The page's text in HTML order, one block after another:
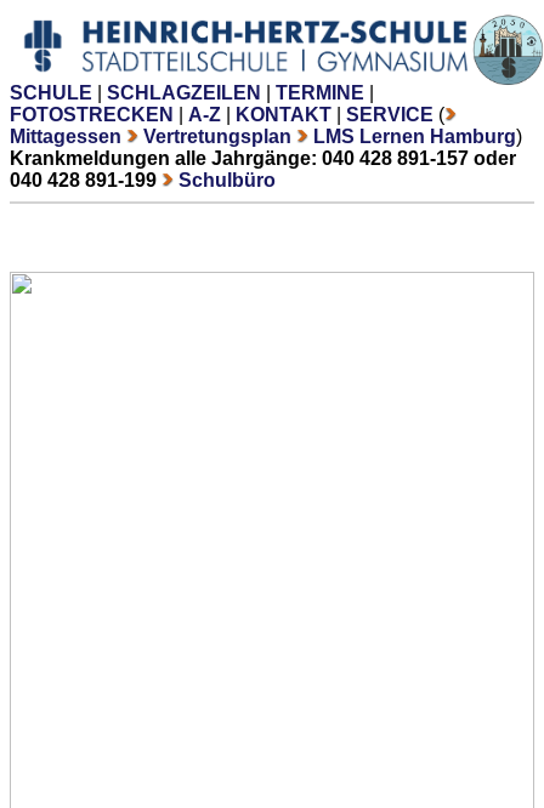
SCHULE SCHLAGZEILEN TERMINE
FOTOSTRECKEN
A-Z KONTAKT SERVICE (
Mittagessen
Vertretungsplan LMS Lernen Hamburg)
Krankmeldungen alle Jahrgänge: 040 428 891-157 oder
040 428 891-199
Schulbüro